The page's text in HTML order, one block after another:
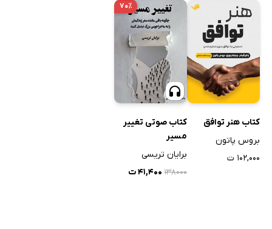
کتاب هنر توافق
بروس پاتون
۱۰۲,۰۰۰ ت
۷۰٪
کتاب صوتی تغییر
مسیر
برایان تریسی
۱۳۸۰۰۰ ۴۱,۴۰۰ ت